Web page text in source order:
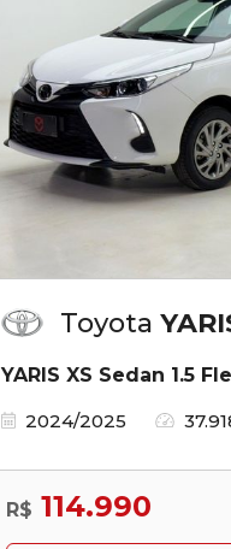
Toyota
YARIS XS Sedan 1.5
2024/2025
R$ 114.990